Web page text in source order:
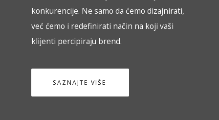
konkurencije. Ne samo da ćemo dizajnirati,
već ćemo i redefinirati način na koji vaši
klijenti percipiraju brend.
SAZNAJTE VIŠE